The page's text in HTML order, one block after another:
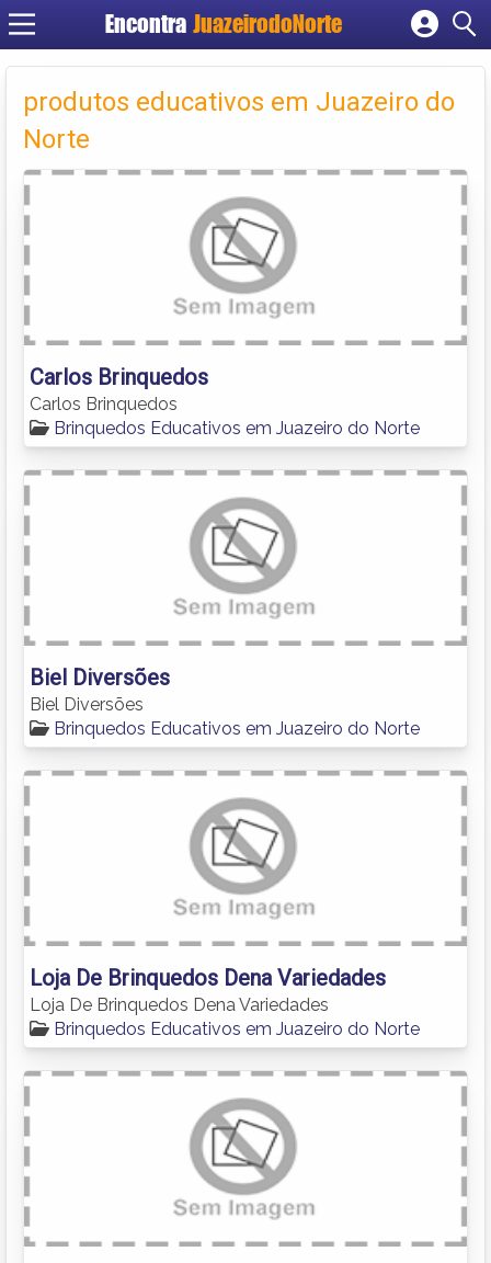
Encontra JuazeirodoNorte
Cadastrar empresa
Criar conta
produtos educativos em Juazeiro do
Norte
Carlos Brinquedos
Carlos Brinquedos
Brinquedos Educativos em Juazeiro do Norte
Biel Diversões
Biel Diversões
Brinquedos Educativos em Juazeiro do Norte
Loja De Brinquedos Dena Variedades
Loja De Brinquedos Dena Variedades
Brinquedos Educativos em Juazeiro do Norte